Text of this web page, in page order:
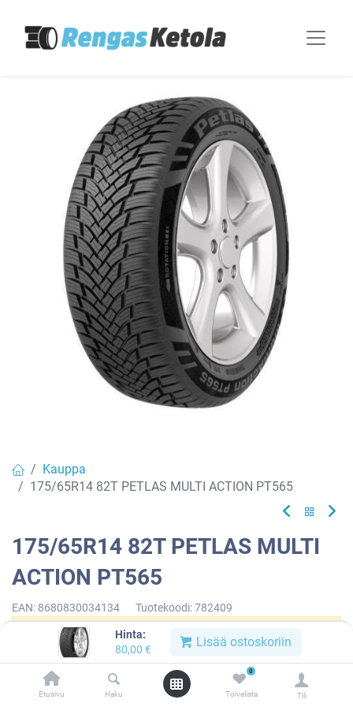
Hinta:
80,00 € Lisää ostoskoriin
Etusivu Haku
0
Toivelista Tili
Kauppa
175/65R14 82T PETLAS MULTI ACTION PT565
175/65R14 82T PETLAS MULTI
ACTION PT565
EAN: 8680830034134 Tuotekoodi:782409
Tällä tuotteella ei ole kelvollista yhdistelmää.
PETLAS